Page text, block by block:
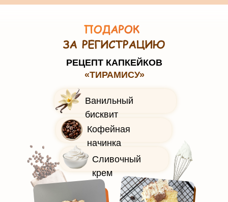
РЕЦЕПТ КАПКЕЙКОВ
«ТИРАМИСУ»
Кофейная
начинка
Сливочный
крем
Ванильный
бисквит